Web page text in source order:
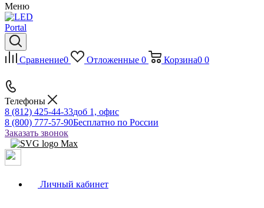
Меню
Сравнение0 Отложенные 0 Корзина0 0
Телефоны
8 (812) 425-44-33доб 1, офис
8 (800) 777-57-90Бесплатно по России
Заказать звонок
Личный кабинет